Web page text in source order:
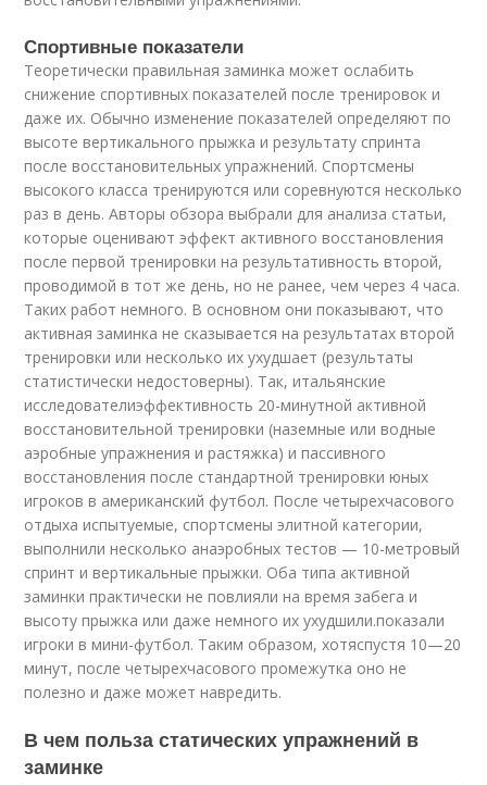
Спортивные показатели
Теоретически правильная заминка может ослабить
снижение спортивных показателей после тренировок и
даже их. Обычно изменение показателей определяют по
высоте вертикального прыжка и результату спринта
после восстановительных упражнений. Спортсмены
высокого класса тренируются или соревнуются несколько
раз в день. Авторы обзора выбрали для анализа статьи,
которые оценивают эффект активного восстановления
после первой тренировки на результативность второй,
проводимой в тот же день, но не ранее, чем через 4 часа.
Таких работ немного. В основном они показывают, что
активная заминка не сказывается на результатах второй
тренировки или несколько их ухудшает (результаты
статистически недостоверны). Так, итальянские
исследователиэффективность 20-минутной активной
восстановительной тренировки (наземные или водные
аэробные упражнения и растяжка) и пассивного
восстановления после стандартной тренировки юных
игроков в американский футбол. После четырехчасового
отдыха испытуемые, спортсмены элитной категории,
выполнили несколько анаэробных тестов — 10-метровый
спринт и вертикальные прыжки. Оба типа активной
заминки практически не повлияли на время забега и
высоту прыжка или даже немного их ухудшили.показали
игроки в мини-футбол. Таким образом, хотяспустя 10—20
минут, после четырехчасового промежутка оно не
полезно и даже может навредить.
В чем польза статических упражнений в
заминке